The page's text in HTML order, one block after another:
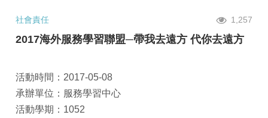
社會責任 1,257
2017海外服務學習聯盟─帶我去遠方 代你去遠方
活動時間：2017-05-08
承辦單位：服務學習中心
活動學期：1052